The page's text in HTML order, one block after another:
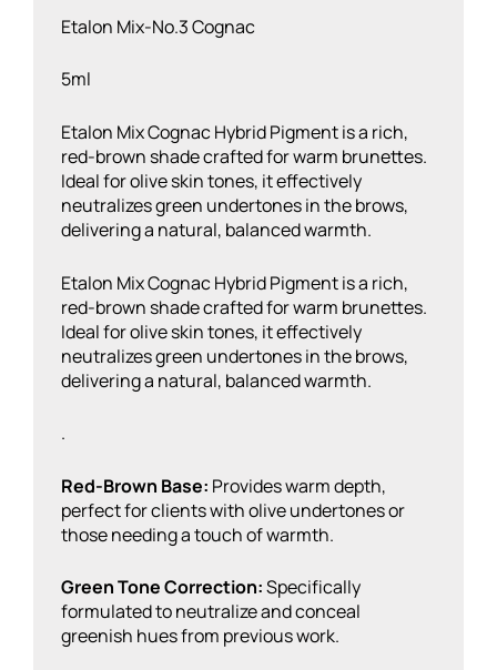
Etalon Mix-No.3 Cognac
5ml
Etalon Mix Cognac Hybrid Pigment is a rich,
red-brown shade crafted for warm brunettes.
Ideal for olive skin tones, it effectively
neutralizes green undertones in the brows,
delivering a natural, balanced warmth.
Etalon Mix Cognac Hybrid Pigment is a rich,
red-brown shade crafted for warm brunettes.
Ideal for olive skin tones, it effectively
neutralizes green undertones in the brows,
delivering a natural, balanced warmth.
.
Red-Brown Base: Provides warm depth,
perfect for clients with olive undertones or
those needing a touch of warmth.
Green Tone Correction:Specifically
formulated to neutralize and conceal
greenish hues from previous work.